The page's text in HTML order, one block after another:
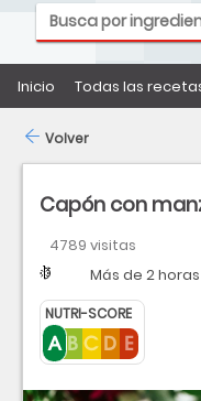
Inicio Todas las
Capón con
4789 visitas
Dificultad
Tiempo Más de 2 horas
Precio medio
NUTRI-SCORE
Volver